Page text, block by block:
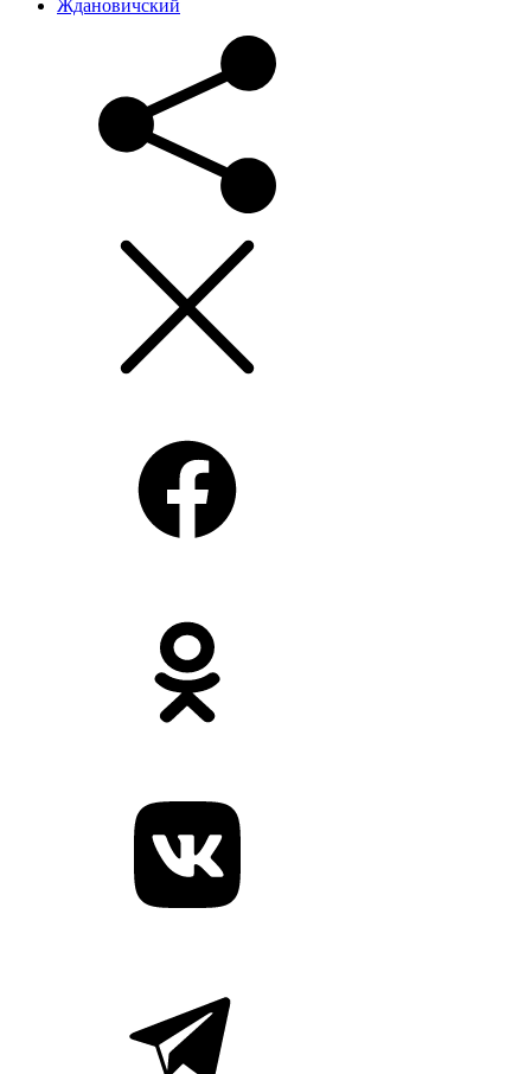
Ждановичский